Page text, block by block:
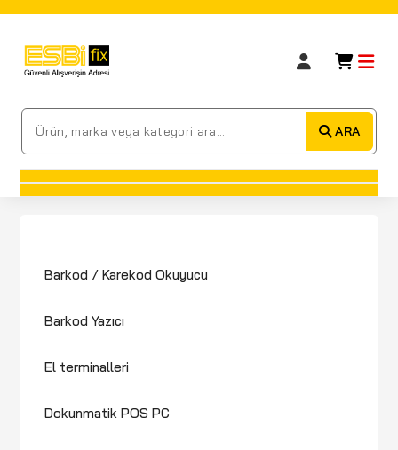
ARA
Barkod / Karekod Okuyucu
Barkod Yazıcı
El terminalleri
Dokunmatik POS PC